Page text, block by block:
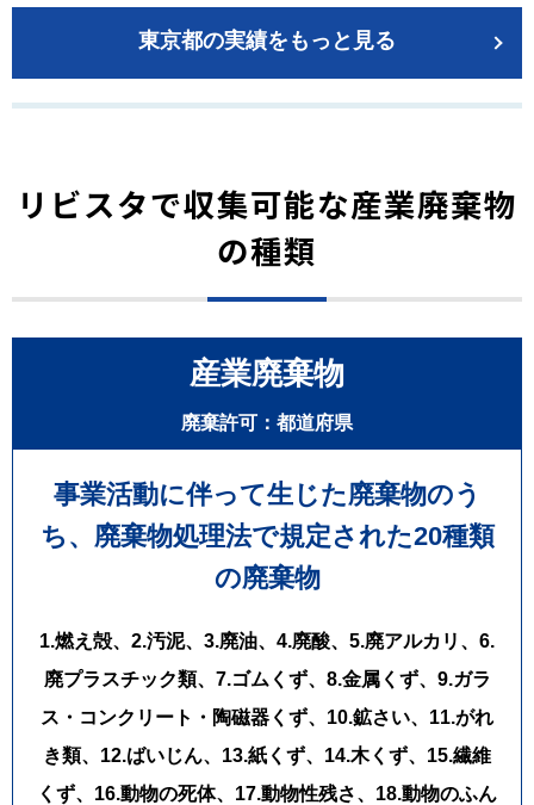
業廃棄物収集運搬・マンションリフォーム工事の廃材回収・新築
「マンションリフォームの廃材回収を依頼したい」「東京都内で
定期回収に対応できる業者を探している」など、
産業廃棄物に関することは合同会社LIVISTAまでお気軽にお問い合
わせください。
経験豊富なスタッフが、安全・迅速・丁寧な作業で、お客様の現
ーーーーーーーーーーーーーーーーー
埼玉県深谷市本住町1-1 1階F号室
TEL：048-514-0621
MAIL：info@livista.biz
HP：https://livista.biz/
ーーーーーーーーーーーーーーーーー
マンションでの産業廃棄物回収は、戸建て住宅とは異なり、共用
廊下やエレベーター、住民の皆様への配慮が欠かせません。
用部分を傷つけないよう慎重に運搬し、
周囲の安全確認を徹底しながら作業を行いました。また、騒音や
今回は、お客様より一部の建材を現場に残してほしいとのご指示
をいただいていたため、回収する廃棄物と残置する資材を明確に
区別し、
LIVISTAの強みです。
作業完了後は、搬出経路やベランダ内の簡易清掃も実施し、次の
工事がスムーズに進められる状態でお引き渡しを行いました。
合同会社LIVISTAでは、埼玉県・東京都を中心とした1都6県で、産
業廃棄物収集運搬・産業廃棄物回収・残置物撤去・定期回収・ス
ポット回収に対応しております。マンションリフォーム工事、新
築工事、解体工事、店舗改修工事、造成工事など、さまざまな建
また、2㎥鉄箱・8㎥コンテナの設置、クレーン車によるフレコン
ます。
合わせください。
経験豊富なスタッフが、安全・迅速・丁寧に対応し、お客様の現
東京都の実績をもっと見る
リビスタで収集可能な産業廃棄物
の種類
産業廃棄物
廃棄許可：都道府県
事業活動に伴って生じた廃棄物のう
ち、 廃棄物処理法で規定された20種類
の廃棄物
1.燃え殻、2.汚泥、3.廃油、4.廃酸、5.廃アルカリ、6.
廃プラスチック類、7.ゴムくず、8.金属くず、9.ガラ
ス・コンクリート・陶磁器くず、10.鉱さい、11.がれ
き類、12.ばいじん、13.紙くず、14.木くず、15.繊維
くず、16.動物の死体、17.動物性残さ、18.動物のふん